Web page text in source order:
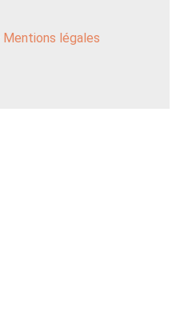
Mentions légales